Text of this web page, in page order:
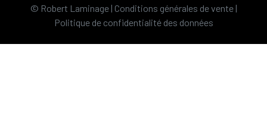
© Robert Laminage | Conditions générales de vente|
Politique de confidentialité des données